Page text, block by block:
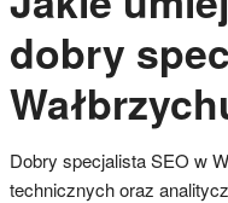
dobry
Dobry specjalista SEO w
technicznych oraz